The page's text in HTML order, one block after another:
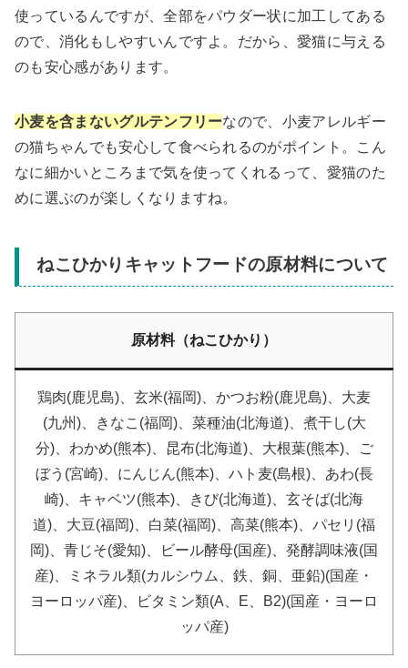
使っているんですが、全部をパウダー状に加工してある
ので、消化もしやすいんですよ。だから、愛猫に与える
のも安心感があります。
小麦を含まないグルテンフリーなので、小麦アレルギー
の猫ちゃんでも安心して食べられるのがポイント。こん
なに細かいところまで気を使ってくれるって、愛猫のた
めに選ぶのが楽しくなりますね。
ねこひかりキャットフードの原材料について
原材料（ねこひかり）
鶏肉(鹿児島)、玄米(福岡)、かつお粉(鹿児島)、大麦
(九州)、きなこ(福岡)、菜種油(北海道)、煮干し(大
分)、わかめ(熊本)、昆布(北海道)、大根葉(熊本)、ご
ぼう(宮崎)、にんじん(熊本)、ハト麦(島根)、あわ(長
崎)、キャベツ(熊本)、きび(北海道)、玄そば(北海
道)、大豆(福岡)、白菜(福岡)、高菜(熊本)、パセリ(福
岡)、青じそ(愛知)、ビール酵母(国産)、発酵調味液(国
産)、ミネラル類(カルシウム、鉄、銅、亜鉛)(国産・
ヨーロッパ産)、ビタミン類(A、E、B2)(国産・ヨーロ
ッパ産)